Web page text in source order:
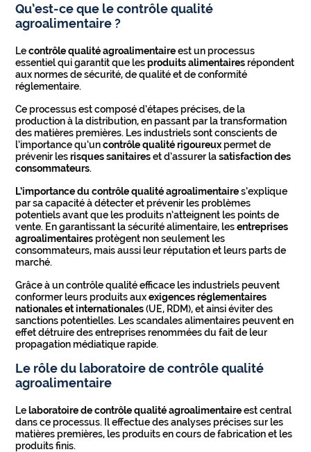
Qu’est-ce que le contrôle qualité
agroalimentaire ?
Lecontrôle qualité agroalimentaireest un processus
essentiel qui garantit que lesproduits alimentairesrépondent
aux normes de sécurité, de qualité et de conformité
réglementaire.
Ce processus est composé d’étapes précises, de la
production à la distribution, en passant par la transformation
des matières premières. Les industriels sont conscients de
l’importance qu’uncontrôle qualité rigoureuxpermet de
prévenir lesrisques sanitaireset d’assurer lasatisfaction des
consommateurs.
L’importance du contrôle qualité agroalimentaires’explique
par sa capacité à détecter et prévenir les problèmes
potentiels avant que les produits n’atteignent les points de
vente. En garantissant la sécurité alimentaire, lesentreprises
agroalimentairesprotègent non seulement les
consommateurs, mais aussi leur réputation et leurs parts de
marché.
Grâce à un contrôle qualité efficace les industriels peuvent
conformer leurs produits auxexigences réglementaires
nationales et internationales(UE, RDM), et ainsi éviter des
sanctions potentielles. Les scandales alimentaires peuvent en
effet détruire des entreprises renommées du fait de leur
propagation médiatique rapide.
Le rôle du laboratoire de contrôle qualité
agroalimentaire
Lelaboratoire de contrôle qualité agroalimentaireest central
dans ce processus. Il effectue des analyses précises sur les
matières premières, les produits en cours de fabrication et les
produits finis.